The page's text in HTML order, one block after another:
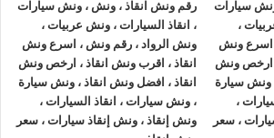
دائماونش انقاذ سيارات في شارع الازهر
وأخذك الي اقرب مركز صيانة أو وكيل معتمد